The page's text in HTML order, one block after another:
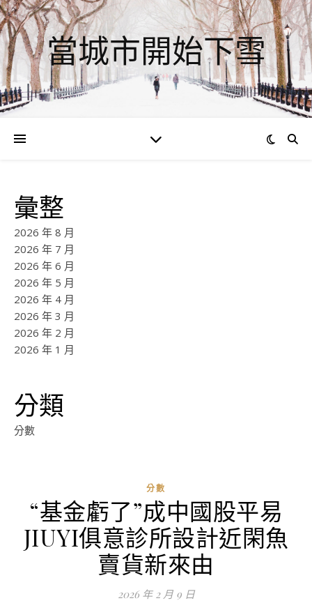
當城市開始下雪
彙整
2026 年 8 月
2026 年 7 月
2026 年 6 月
2026 年 5 月
2026 年 4 月
2026 年 3 月
2026 年 2 月
2026 年 1 月
分類
分數
分數
“基金虧了”成中國股平易
JIUYI俱意診所設計近閑魚
賣貨新來由
2026 年 2 月 9 日